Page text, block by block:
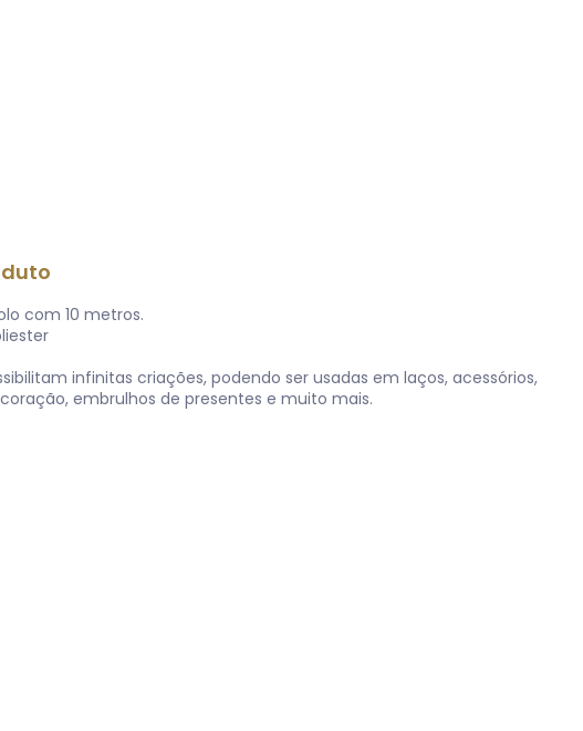
com 10 metros.
infinitas criações, podendo ser usadas em laços, acessórios,
embrulhos de presentes e muito mais.